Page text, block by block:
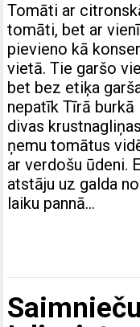
Tomāti ar
tomāti, bet ar
pievieno kā
vietā. Tie garšo
bet bez etiķa
nepatīk Tīrā burkā
divas
ņemu tomātus
ar verdošu ūdeni.
atstāju uz galda
laiku pannā…